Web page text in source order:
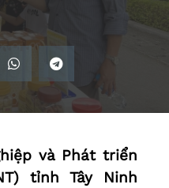
và Phát triển
tỉnh Tây Ninh